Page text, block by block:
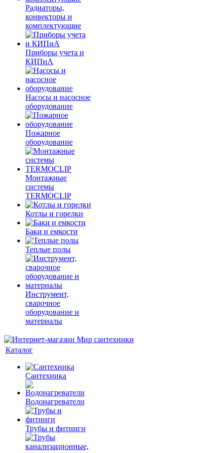
Радиаторы,
конвекторы и
комплектующие
Приборы учета и
КИПиА
Насосы и насосное
оборудование
Пожарное
оборудование
Монтажные
системы
TERMOCLIP
Котлы и горелки
Баки и емкости
Теплые полы
Инструмент,
сварочное
оборудование и
материалы
Каталог
Сантехника
Водонагреватели
Трубы и фитинги